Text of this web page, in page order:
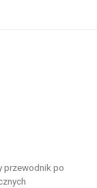
przewodnik po